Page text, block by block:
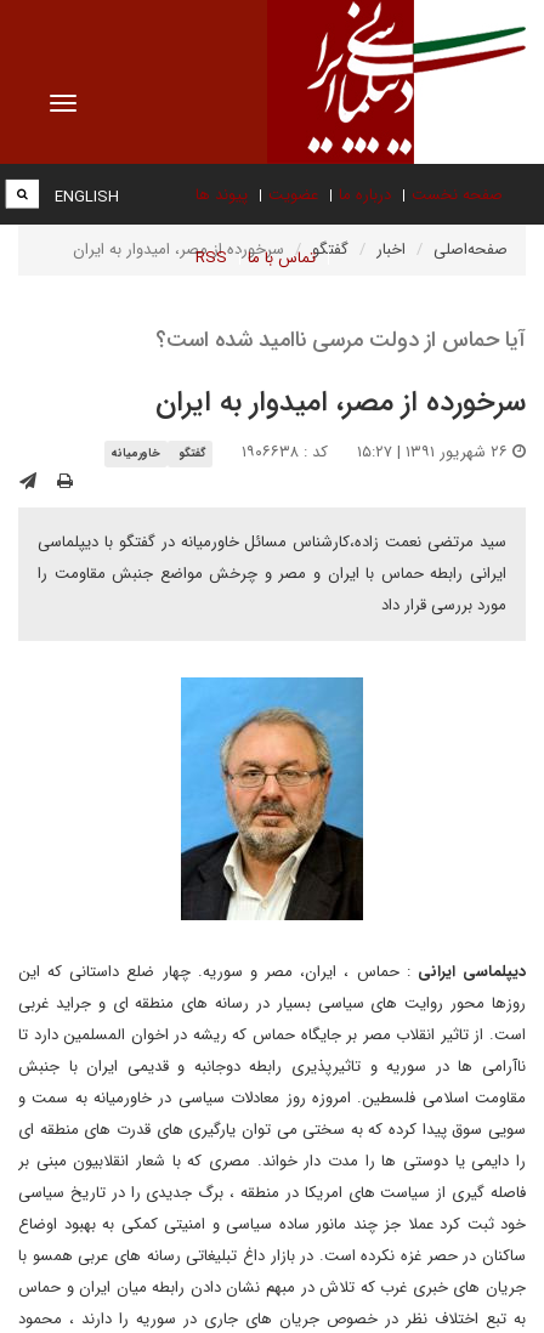
Toggle
صفحه نخست درباره ما عضویت پیوند ها
تماس با ما RSS
ENGLISH
صفحه‌اصلی اخبار گفتگو سرخورده از مصر، امیدوار به ایران
آیا حماس از دولت مرسی ناامید شده است؟
سرخورده از مصر، امیدوار به ایران
کد : ۱۹۰۶۶۳۸ گفتگو خاورمیانه
سید مرتضی نعمت زاده،‌کارشناس مسائل خاورمیانه در گفتگو با دیپلماسی
ایرانی رابطه حماس با ایران و مصر و چرخش مواضع جنبش مقاومت را
مورد بررسی قرار داد
دیپلماسی ایرانی: حماس ، ایران، مصر و سوریه. چهار ضلع داستانی که این
روزها محور روایت های سیاسی بسیار در رسانه های منطقه ای و جراید غربی
است. از تاثیر انقلاب مصر بر جایگاه حماس که ریشه در اخوان المسلمین دارد تا
ناآرامی ها در سوریه و تاثیرپذیری رابطه دوجانبه و قدیمی ایران با جنبش
مقاومت اسلامی فلسطین. امروزه روز معادلات سیاسی در خاورمیانه به سمت و
سویی سوق پیدا کرده که به سختی می توان یارگیری های قدرت های منطقه ای
را دایمی یا دوستی ها را مدت دار خواند. مصری که با شعار انقلابیون مبنی بر
فاصله گیری از سیاست های امریکا در منطقه ، برگ جدیدی را در تاریخ سیاسی
خود ثبت کرد عملا جز چند مانور ساده سیاسی و امنیتی کمکی به بهبود اوضاع
ساکنان در حصر غزه نکرده است. در بازار داغ تبلیغاتی رسانه های عربی همسو با
جریان های خبری غرب که تلاش در مبهم نشان دادن رابطه میان ایران و حماس
به تبع اختلاف نظر در خصوص جریان های جاری در سوریه را دارند ، محمود